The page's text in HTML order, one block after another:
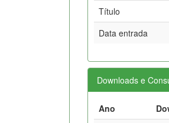
Título
Data entrada
Downloads e
Ano